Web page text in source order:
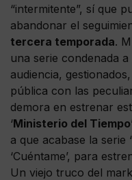
“intermitente”, sí que
abandonar el
tercera temporada.
una serie condenada
audiencia,
pública con las
demora en estrenar
‘Ministerio del
a que acabase la serie
‘Cuéntame’, para
Un viejo truco del